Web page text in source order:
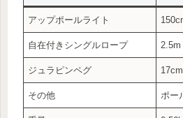
アップポールライト
自在付きシングルロープ 2.5m
ジュラピンペグ
その他 ポー